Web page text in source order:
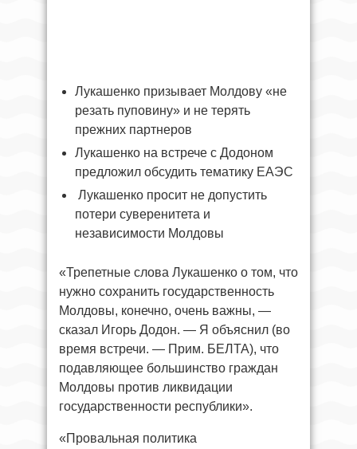
Лукашенко призывает Молдову «не
резать пуповину» и не терять
прежних партнеров
Лукашенко на встрече с Додоном
предложил обсудить тематику ЕАЭС
Лукашенко просит не допустить
потери суверенитета и
независимости Молдовы
«Трепетные слова Лукашенко о том, что
нужно сохранить государственность
Молдовы, конечно, очень важны, —
сказал Игорь Додон. — Я объяснил (во
время встречи. — Прим. БЕЛТА), что
подавляющее большинство граждан
Молдовы против ликвидации
государственности республики».
«Провальная политика